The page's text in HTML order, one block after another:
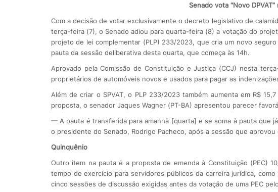
Senado vota “Novo
Com a decisão de votar exclusivamente o decreto legislativo de
terça-feira (7), o Senado adiou para quarta-feira (8) a votação do
projeto de lei complementar (PLP) 233/2023, que cria um novo
pauta da sessão deliberativa desta quarta, que começa às 14h.
Aprovado pela Comissão de Constituição e Justiça (CCJ) nesta
proprietários de automóveis novos e usados para pagar as
Além de criar o SPVAT, o PLP 233/2023 também aumenta em R$
proposta, o senador Jaques Wagner (PT-BA) apresentou parecer
— A pauta é transferida para amanhã [quarta] e se soma à pauta que
o presidente do Senado, Rodrigo Pacheco, após a sessão que
Quinquênio
Outro item na pauta é a proposta de emenda à Constituição (PEC)
tempo de exercício para servidores públicos da carreira jurídica,
cinco sessões de discussão exigidas antes da votação de uma PEC